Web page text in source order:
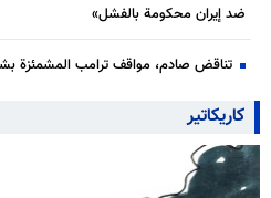
ضد إيران محكومة بالفشل»
تناقض صادم، مواقف ترامب المشمئزة
كاريكاتير